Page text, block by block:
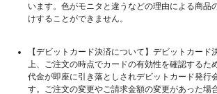
います。色がモニタと違うなどの理由による商品
けすることができません。
【デビットカード決済について】デビットカード
上、ご注文の時点でカードの有効性を確認するた
代金が即座に引き落としされデビットカード発行
す。ご注文の変更やご請求金額の変更があった場